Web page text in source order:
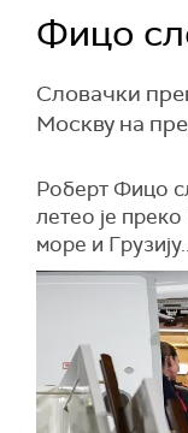
Фицо
Словачки
Москву на
Роберт Фицо
летео је
море и Грузију..